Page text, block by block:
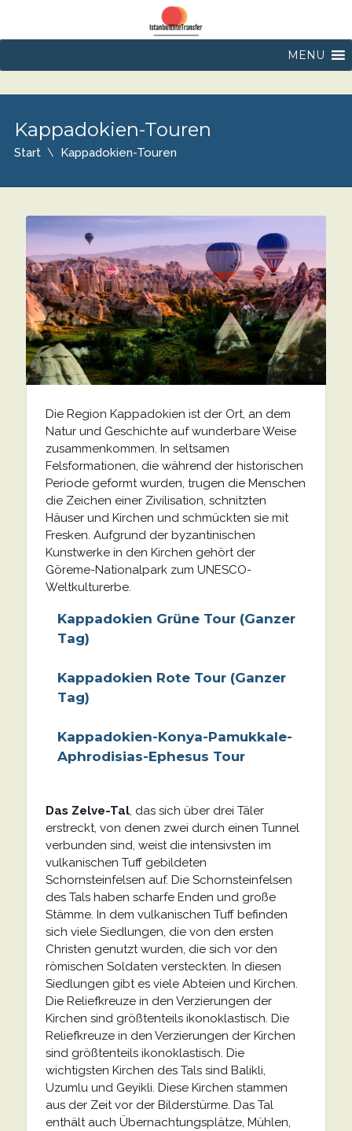
MENU
Kappadokien-Touren
Start Kappadokien-Touren
Die Region Kappadokien ist der Ort, an dem
Natur und Geschichte auf wunderbare Weise
zusammenkommen. In seltsamen
Felsformationen, die während der historischen
Periode geformt wurden, trugen die Menschen
die Zeichen einer Zivilisation, schnitzten
Häuser und Kirchen und schmückten sie mit
Fresken. Aufgrund der byzantinischen
Kunstwerke in den Kirchen gehört der
Göreme-Nationalpark zum UNESCO-
Weltkulturerbe.
Kappadokien Grüne Tour (Ganzer
Tag)
Kappadokien Rote Tour (Ganzer
Tag)
Kappadokien-Konya-Pamukkale-
Aphrodisias-Ephesus Tour
Das Zelve-Tal, das sich über drei Täler
erstreckt, von denen zwei durch einen Tunnel
verbunden sind, weist die intensivsten im
vulkanischen Tuff gebildeten
Schornsteinfelsen auf. Die Schornsteinfelsen
des Tals haben scharfe Enden und große
Stämme. In dem vulkanischen Tuff befinden
sich viele Siedlungen, die von den ersten
Christen genutzt wurden, die sich vor den
römischen Soldaten versteckten. In diesen
Siedlungen gibt es viele Abteien und Kirchen.
Die Reliefkreuze in den Verzierungen der
Kirchen sind größtenteils ikonoklastisch. Die
Reliefkreuze in den Verzierungen der Kirchen
sind größtenteils ikonoklastisch. Die
wichtigsten Kirchen des Tals sind Balikli,
Uzumlu und Geyikli. Diese Kirchen stammen
aus der Zeit vor der Bilderstürme. Das Tal
enthält auch Übernachtungsplätze, Mühlen,